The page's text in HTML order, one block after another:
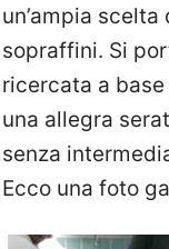
un’ampia
sopraffini. Si
ricercata a
una allegra
senza
Ecco una foto